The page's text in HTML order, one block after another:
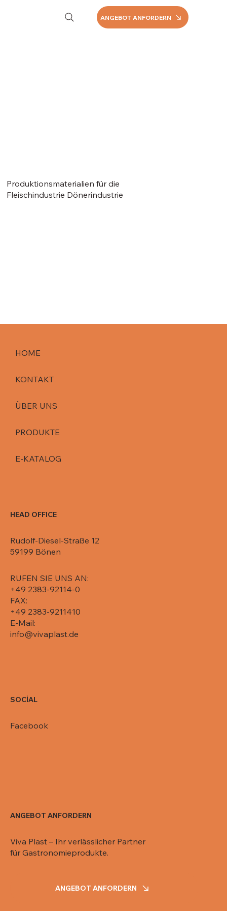
ANGEBOT ANFORDERN
Produktionsmaterialien für die
Fleischindustrie Dönerindustrie
HOME
KONTAKT
ÜBER UNS
PRODUKTE
E-KATALOG
HEAD OFFICE
Rudolf-Diesel-Straße 12
59199 Bönen
RUFEN SIE UNS AN:
+49 2383-92114-0
FAX:
+49 2383-9211410
E-Mail:
info@vivaplast.de
SOCİAL
Facebook
ANGEBOT ANFORDERN
Viva Plast – Ihr verlässlicher Partner
für Gastronomieprodukte.
ANGEBOT ANFORDERN